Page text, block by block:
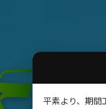
平素より、期間